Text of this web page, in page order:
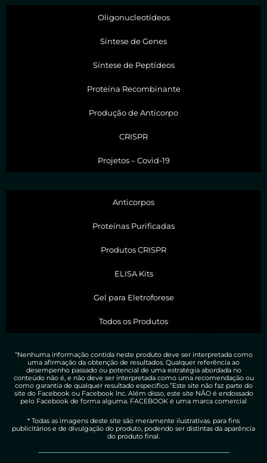
Oligonucleotídeos
Síntese de Genes
Síntese de Peptídeos
Proteína Recombinante
Produção de Anticorpo
CRISPR
Projetos – Covid-19
Anticorpos
Proteínas Purificadas
Produtos CRISPR
ELISA Kits
Gel para Eletroforese
Todos os Produtos
“Nenhuma informação contida neste produto deve ser interpretada como
uma afirmação da obtenção de resultados. Qualquer referência ao
desempenho passado ou potencial de uma estratégia abordada no
conteúdo não é, e não deve ser interpretada como uma recomendação ou
como garantia de qualquer resultado específico.”Este site não faz parte do
site do Facebook ou Facebook Inc. Além disso, este site NÃO é endossado
pelo Facebook de forma alguma. FACEBOOK é uma marca comercial
* Todas as imagens deste site são meramente ilustrativas. para fins
publicitários e de divulgação do produto, podendo ser distintas da aparência
do produto final.